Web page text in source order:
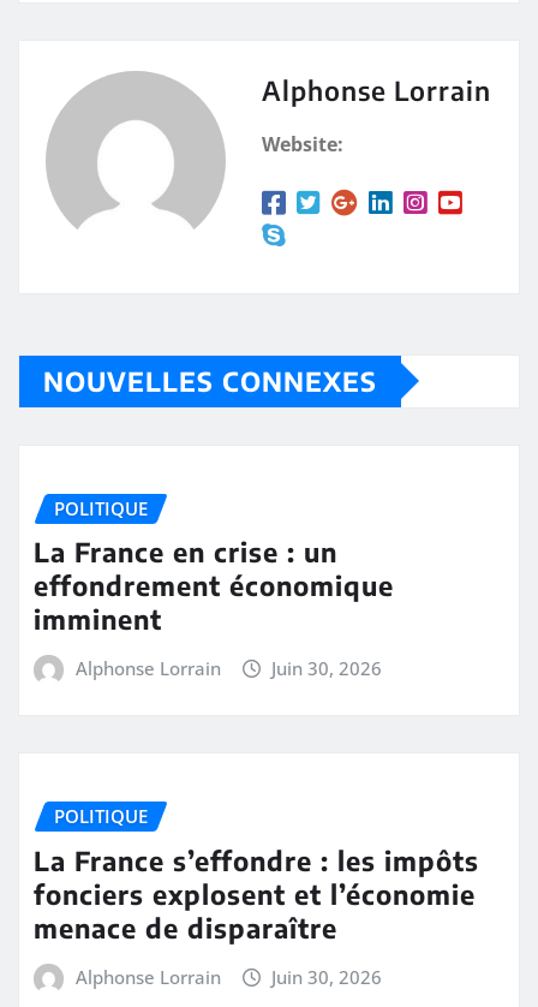
Alphonse Lorrain
Website:
NOUVELLES CONNEXES
POLITIQUE
La France en crise : un
effondrement économique
imminent
Alphonse Lorrain Juin 30, 2026
POLITIQUE
La France s’effondre : les impôts
fonciers explosent et l’économie
menace de disparaître
Alphonse Lorrain Juin 30, 2026